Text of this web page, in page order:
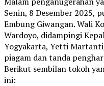
Senin, 8 Desember 2025,
Embung Giwangan. Wali
Wardoyo, didampingi
Yogyakarta, Yetti
piagam dan tanda
Berikut sembilan tokoh
ini: